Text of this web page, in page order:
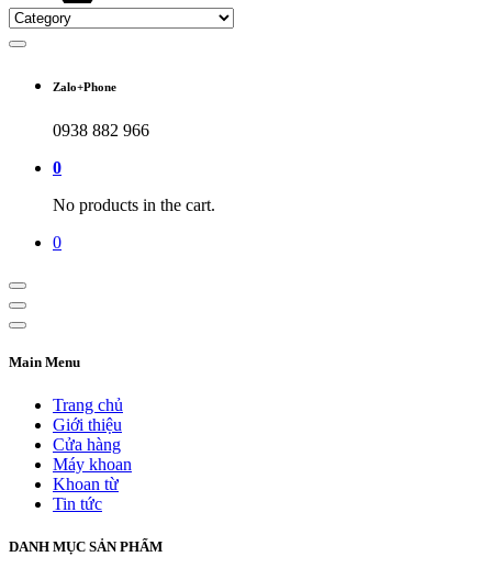
Zalo+Phone
0938 882 966
0
No products in the cart.
0
Main Menu
Trang chủ
Giới thiệu
Cửa hàng
Máy khoan
Khoan từ
Tin tức
DANH MỤC SẢN PHẨM